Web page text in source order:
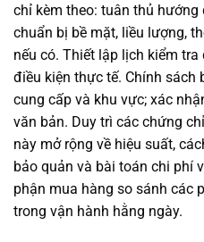
chỉ kèm theo: tuân thủ hướng
chuẩn bị bề mặt, liều lượng,
nếu có. Thiết lập lịch kiểm
điều kiện thực tế. Chính sách
cung cấp và khu vực; xác
văn bản. Duy trì các chứng
này mở rộng về hiệu suất,
bảo quản và bài toán chi phí
phận mua hàng so sánh các
trong vận hành hằng ngày.